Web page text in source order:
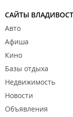
САЙТЫ
Авто
Афиша
Кино
Базы отдыха
Недвижимость
Новости
Объявления